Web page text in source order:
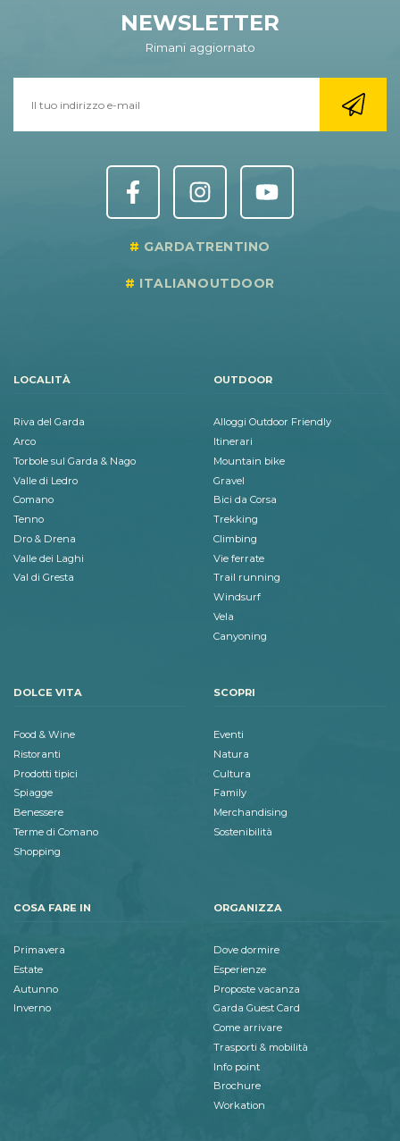
NEWSLETTER
Rimani aggiornato
GARDATRENTINO
ITALIANOUTDOOR
LOCALITÀ
Riva del Garda
Arco
Torbole sul Garda & Nago
Valle di Ledro
Comano
Tenno
Dro & Drena
Valle dei Laghi
Val di Gresta
OUTDOOR
Alloggi Outdoor Friendly
Itinerari
Mountain bike
Gravel
Bici da Corsa
Trekking
Climbing
Vie ferrate
Trail running
Windsurf
Vela
Canyoning
DOLCE VITA
Food & Wine
Ristoranti
Prodotti tipici
Spiagge
Benessere
Terme di Comano
Shopping
SCOPRI
Eventi
Natura
Cultura
Family
Merchandising
Sostenibilità
COSA FARE IN
Primavera
Estate
Autunno
Inverno
ORGANIZZA
Dove dormire
Esperienze
Proposte vacanza
Garda Guest Card
Come arrivare
Trasporti & mobilità
Info point
Brochure
Workation